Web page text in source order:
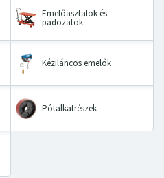
Emelőasztalok és
padozatok
Kéziláncos emelők
Pótalkatrészek